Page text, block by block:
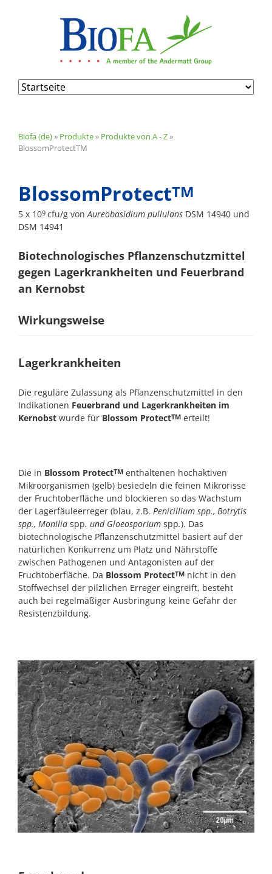
Navigation
überspringen
Biofa (de)» Produkte» Produkte von A - Z»
BlossomProtectTM
BlossomProtectTM
5 x 109 cfu/g von Aureobasidium pullulansDSM 14940 und
DSM 14941
Biotechnologisches Pflanzenschutzmittel
gegen Lagerkrankheiten und Feuerbrand
an Kernobst
Wirkungsweise
Lagerkrankheiten
Die reguläre Zulassung als Pflanzenschutzmittel in den
Indikationen Feuerbrand und Lagerkrankheiten im
Kernobstwurde für Blossom ProtectTMerteilt!
Die in Blossom ProtectTMenthaltenen hochaktiven
Mikroorganismen (gelb) besiedeln die feinen Mikrorisse
der Fruchtoberfläche und blockieren so das Wachstum
der Lagerfäuleerreger (blau, z.B. Penicillium spp., Botrytis
spp., Monilia spp. und Gloeosporium spp.). Das
biotechnologische Pflanzenschutzmittel basiert auf der
natürlichen Konkurrenz um Platz und Nährstoffe
zwischen Pathogenen und Antagonisten auf der
Fruchtoberfläche. Da Blossom ProtectTMnicht in den
Stoffwechsel der pilzlichen Erreger eingreift, besteht
auch bei regelmäßiger Ausbringung keine Gefahr der
Resistenzbildung.